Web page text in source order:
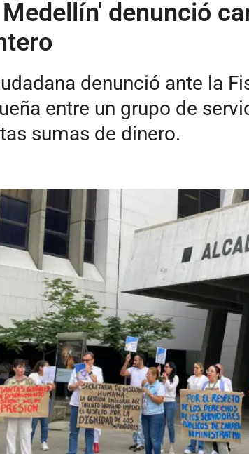
denunció
denunció ante la
entre un grupo de
sumas de dinero.